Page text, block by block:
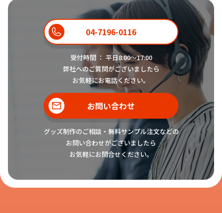
04-7196-0116
受付時間 ： 平日8:00〜17:00
弊社へのご質問がございましたら
お気軽にお電話ください。
お問い合わせ
グッズ制作のご相談・無料サンプル注文などの
お問い合わせがございましたら
お気軽にお問合せください。